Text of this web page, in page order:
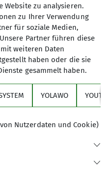
verbindet
kulturellen
die Schwerpunkte
dürfen.
oft im Ruhrgebiet,
um Duisburg.
starten wir
wir
erfolgt dann
e.V.
zu analysieren.
zu Ihrer Verwendung
für soziale Medien,
Partner führen diese
weiteren Daten
haben oder die sie
gesammelt haben.
YOLAWO
Nutzerdaten und Cookie)